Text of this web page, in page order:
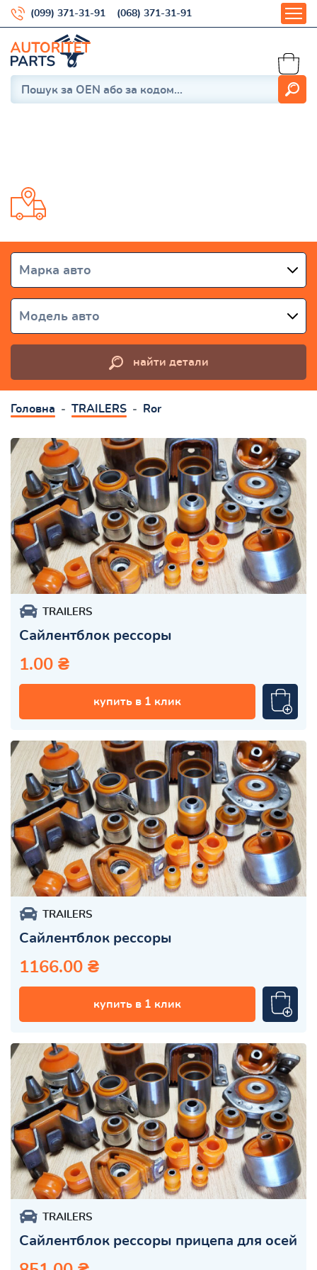
(099) 371-31-91 (068) 371-31-91
Марка авто
Модель авто
найти детали
Головна TRAILERS Ror
TRAILERS
Сайлентблок рессоры
1.00 ₴
купить в 1 клик
TRAILERS
Сайлентблок рессоры
1166.00 ₴
купить в 1 клик
TRAILERS
Cайлентблок рессоры прицепа для осей